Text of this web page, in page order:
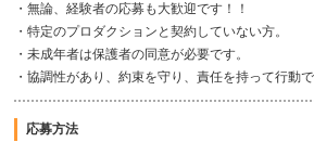
・無論、経験者の応募も大歓迎です！！
・特定のプロダクションと契約していない方。
・未成年者は保護者の同意が必要です。
・協調性があり、約束を守り、責任を持って行動で
応募方法